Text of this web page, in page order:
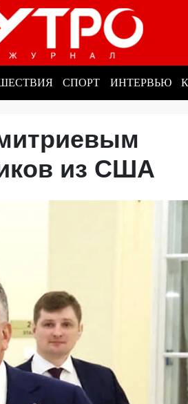
СПОРТ ИНТЕРВЬЮ
из США